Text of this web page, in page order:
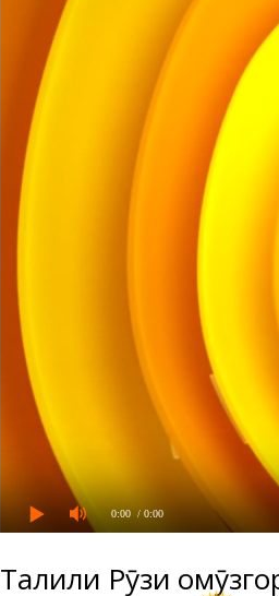
0:00 / 0:00
Таҷлили Рӯзи